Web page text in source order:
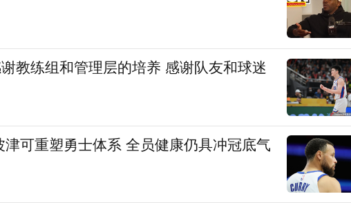
教练组和管理层的培养 感谢队友和球迷
可重塑勇士体系 全员健康仍具冲冠底气